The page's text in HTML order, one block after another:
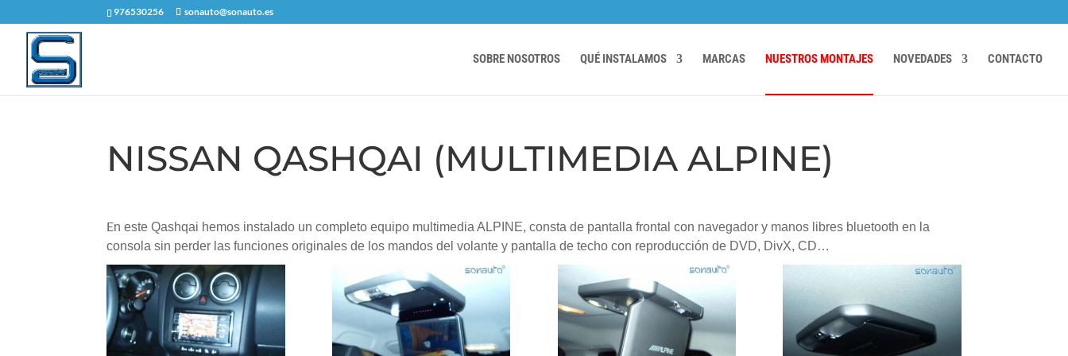
976530256 sonauto@sonauto.es
SOBRE NOSOTROS QUÉ INSTALAMOS MARCAS NUESTROS MONTAJES NOVEDADES CONTACTO
NISSAN QASHQAI (MULTIMEDIA ALPINE)
En este Qashqai hemos instalado un completo equipo multimedia ALPINE, consta de pantalla frontal con navegador y manos libres bluetooth en la
consola sin perder las funciones originales de los mandos del volante y pantalla de techo con reproducción de DVD, DivX, CD…